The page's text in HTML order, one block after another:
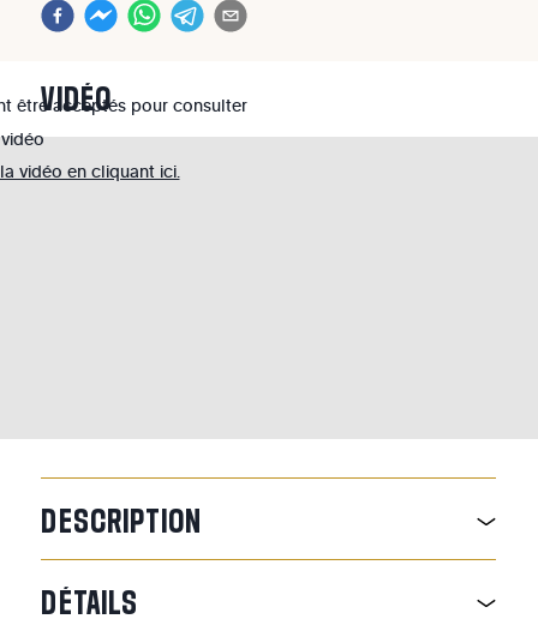
VIDÉO
être acceptés pour consulter
vidéo en cliquant ici.
DESCRIPTION
DÉTAILS